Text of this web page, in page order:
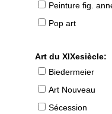
Peinture fig.
Pop art
Art du XIXesiècle:
Biedermeier
Art Nouveau
Sécession